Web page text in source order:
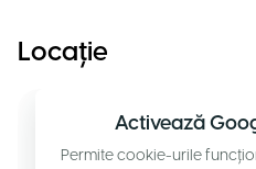
Locație
Activează
Permite cookie-urile